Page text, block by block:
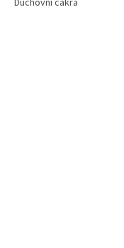
Duchovní čakra